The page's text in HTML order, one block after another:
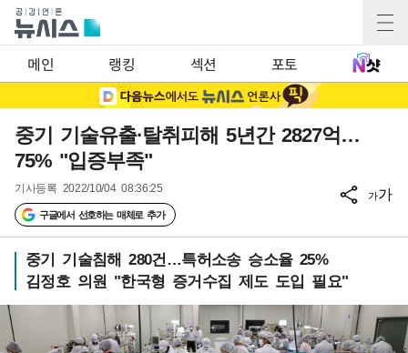
메인 랭킹 섹션 포토
중기 기술유출·탈취피해 5년간 2827억…
75% "입증부족"
기사등록 2022/10/04 08:36:25
구글에서 선호하는 매체로 추가
가가
중기 기술침해 280건…특허소송 승소율 25%
김정호 의원 "한국형 증거수집 제도 도입 필요"